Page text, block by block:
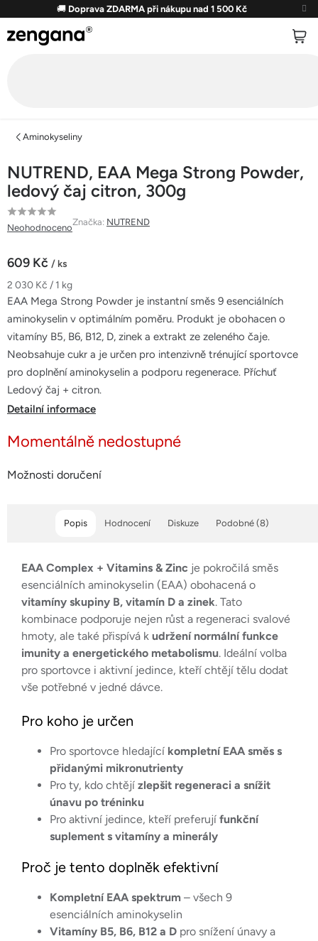
obsah
🚚 Doprava ZDARMA při nákupu nad 1 500 Kč
Aminokyseliny
NUTREND, EAA Mega Strong Powder,
ledový čaj citron, 300g
Průměrné
hodnocení
je
0,0
z
5
hvězdiček.
Neohodnoceno
Značka: NUTREND
609 Kč / ks
Měrná
cena:
2 030 Kč / 1 kg
Momentálně nedostupné
Možnosti doručení
EAA Mega Strong Powder je instantní směs 9 esenciálních
aminokyselin v optimálním poměru. Produkt je obohacen o
vitamíny B5, B6, B12, D, zinek a extrakt ze zeleného čaje.
Neobsahuje cukr a je určen pro intenzivně trénující sportovce
pro doplnění aminokyselin a podporu regenerace. Příchuť
Ledový čaj + citron.
Detailní informace
Popis Podobné (8)
Hodnocení Diskuze
EAA Complex + Vitamins & Zinc je pokročilá směs
esenciálních aminokyselin (EAA) obohacená o
vitamíny skupiny B, vitamín D a zinek. Tato
kombinace podporuje nejen růst a regeneraci svalové
hmoty, ale také přispívá k udržení normální funkce
imunity a energetického metabolismu. Ideální volba
pro sportovce i aktivní jedince, kteří chtějí tělu dodat
vše potřebné v jedné dávce.
Pro koho je určen
Pro sportovce hledající kompletní EAA směs s
přidanými mikronutrienty
Pro ty, kdo chtějí zlepšit regeneraci a snížit
únavu po tréninku
Pro aktivní jedince, kteří preferují funkční
suplement s vitamíny a minerály
Proč je tento doplněk efektivní
Kompletní EAA spektrum – všech 9
esenciálních aminokyselin
Vitamíny B5, B6, B12 a D pro snížení únavy a